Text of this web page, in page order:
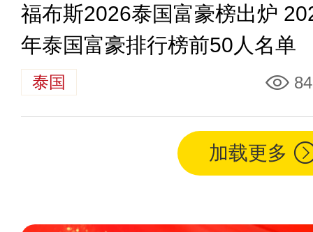
福布斯2026泰国富豪榜出炉
年泰国富豪排行榜前50人名单
泰国 84
加载更多